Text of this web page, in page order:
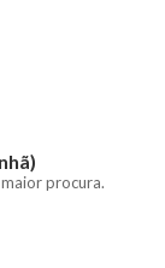
procura.